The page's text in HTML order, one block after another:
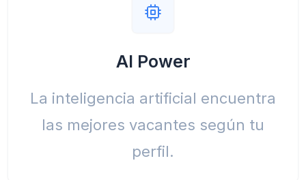
AI Power
La inteligencia artificial encuentra
las mejores vacantes según tu
perfil.